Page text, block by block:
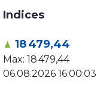
Indices
18 479,44
Max: 18 479,44
06.08.2026 16:00:03